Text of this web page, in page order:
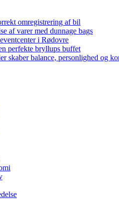
omregistrering af bil
af varer med dunnage bags
i Rødovre
perfekte bryllups buffet
skaber balance, personlighed og